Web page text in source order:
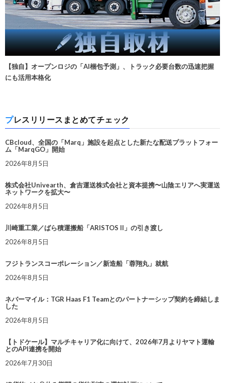
【独自】オープンロジの「AI梱包予測」、トラック必要台数の迅速把握
にも活用本格化
プレスリリースまとめてチェック
CBcloud、全国の「Marq」施設を起点とした新たな配送プラットフォー
ム「MarqGO」開始
2026年8月5日
株式会社Univearth、倉吉運送株式会社と資本提携〜山陰エリアへ実運送
ネットワークを拡大〜
2026年8月5日
川崎重工業／ばら積運搬船「ARISTOS II」の引き渡し
2026年8月5日
フジトランスコーポレーション／新造船「蓉翔丸」就航
2026年8月5日
ネバーマイル：TGR Haas F1 Teamとのパートナーシップ契約を締結しま
した
2026年8月5日
【トドケール】マルチキャリア化に向けて、2026年7月よりヤマト運輸
とのAPI連携を開始
2026年7月30日